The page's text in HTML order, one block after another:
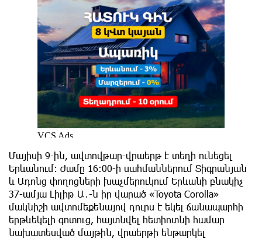
Մայիսի 9-ին, ավտովթար-վրաերթ է տեղի ունեցել
Երևանում։ Ժամը 16։00-ի սահմաններում Տիգրանյան
և Ադոնց փողոցների խաչմերուկում Երևանի բնակիչ
37-ամյա Լիլիթ Ա․-ն իր վարած «Toyota Corolla»
մակնիշի ավտոմեքենայով դուրս է եկել ճանապարհի
երթևեկելի գոտուց, հայտնվել հետիոտնի համար
նախատեսված մայթին, վրաերթի ենթարկել